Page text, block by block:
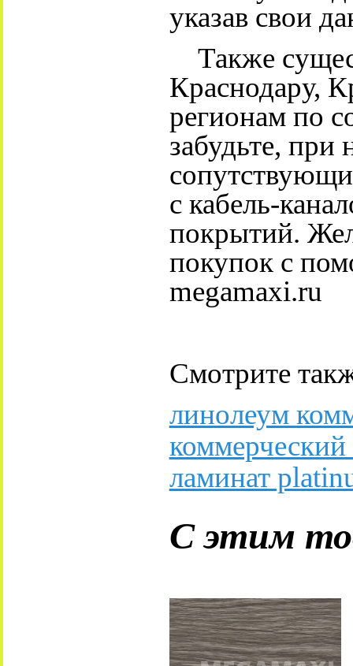
указав свои
Также
Краснодару,
регионам по
забудьте, при
с кабель-
покрытий.
покупок с
megamaxi.ru
Смотрите
линолеум
ламинат
С этим